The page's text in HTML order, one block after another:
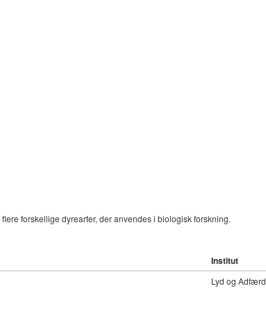
forskellige dyrearter, der anvendes i biologisk forskning.
Institut
Lyd og Adfærd